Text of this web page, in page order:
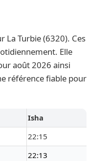
La Turbie (6320). Ces
Elle
août 2026 ainsi
référence fiable pour
Isha
22:15
22:13